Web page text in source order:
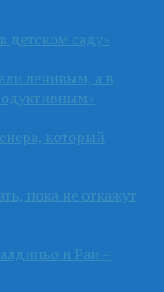
детском саду»
ленивым, а в
который
пока не откажут
и Раи –